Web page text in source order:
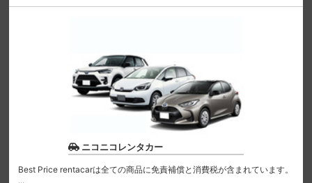
ニコニコレンタカー
Best Price rentacarは全ての商品に免責補償と消費税が含まれています。
...